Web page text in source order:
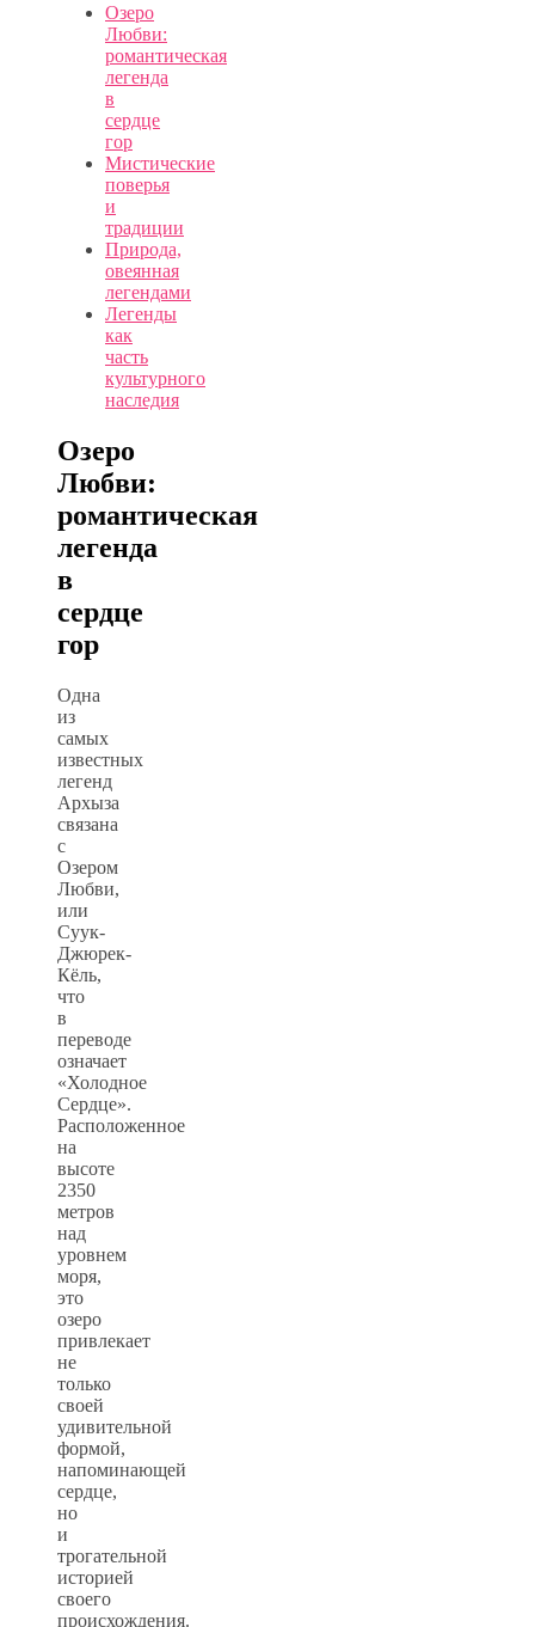
Озеро
Любви:
романтическая
легенда
в
сердце
гор
Мистические
поверья
и
традиции
Природа,
овеянная
легендами
Легенды
как
часть
культурного
наследия
Озеро
Любви:
романтическая
легенда
в
сердце
гор
Одна
из
самых
известных
легенд
Архыза
связана
с
Озером
Любви,
или
Суук-
Джюрек-
Кёль,
что
в
переводе
означает
«Холодное
Сердце».
Расположенное
на
высоте
2350
метров
над
уровнем
моря,
это
озеро
привлекает
не
только
своей
удивительной
формой,
напоминающей
сердце,
но
и
трогательной
историей
своего
происхождения.